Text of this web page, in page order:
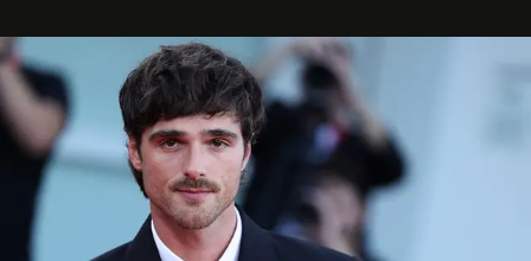
all’universo i desideri più segreti